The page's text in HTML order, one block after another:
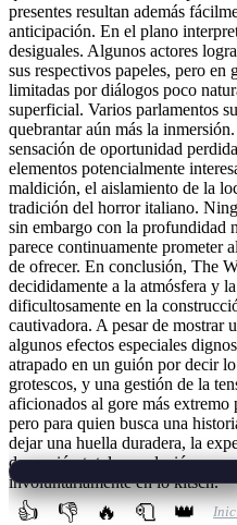
presentes resultan además
anticipación. En el plano
desiguales. Algunos actores
sus respectivos papeles, pero en
limitadas por diálogos poco
superficial. Varios parlamentos
quebrantar aún más la
sensación de oportunidad
elementos potencialmente
maldición, el aislamiento de la
tradición del horror italiano.
sin embargo con la profundidad
parece continuamente prometer
de ofrecer. En conclusión, The
decididamente a la atmósfera y
dificultosamente en la
cautivadora. A pesar de mostrar
algunos efectos especiales
atrapado en un guión por decir
grotescos, y una gestión de la
aficionados al gore más extremo
pero para quien busca una
dejar una huella duradera, la
decepción total, en relación a
involuntariamente en lo kitsch.
👍 👎 🔥 🧻 👑